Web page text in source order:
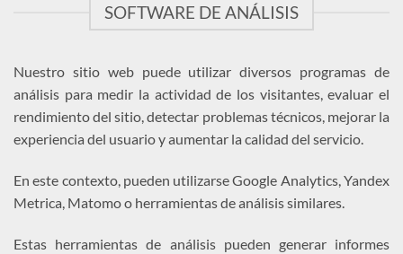
SOFTWARE DE ANÁLISIS
Nuestro sitio web puede utilizar diversos programas de
análisis para medir la actividad de los visitantes, evaluar el
rendimiento del sitio, detectar problemas técnicos, mejorar la
experiencia del usuario y aumentar la calidad del servicio.
En este contexto, pueden utilizarse Google Analytics, Yandex
Metrica, Matomo o herramientas de análisis similares.
Estas herramientas de análisis pueden generar informes